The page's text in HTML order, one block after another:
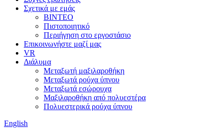
Σχετικά με εμάς
ΒΙΝΤΕΟ
Πιστοποιητικό
Περιήγηση στο εργοστάσιο
Επικοινωνήστε μαζί μας
VR
Διάλυμα
Μεταξωτή μαξιλαροθήκη
Μεταξωτά ρούχα ύπνου
Μεταξωτά εσώρουχα
Μαξιλαροθήκη από πολυεστέρα
Πολυεστερικά ρούχα ύπνου
English